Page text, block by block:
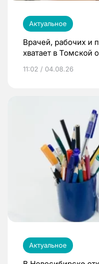
Актуальное
Врачей, рабочих и
хватает в Томской
11:02 / 04.08.26
Актуальное